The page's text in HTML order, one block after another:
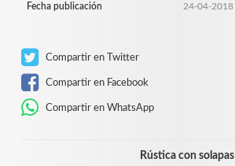
Fecha publicación
24-04-2018
Compartir en Twitter
Compartir en Facebook
Compartir en WhatsApp
Rústica con solapas